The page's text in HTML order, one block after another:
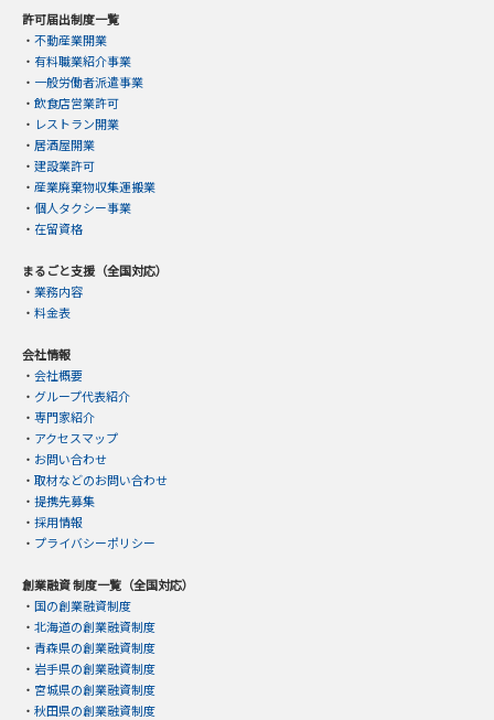
許可届出制度一覧
・ 不動産業開業
・ 有料職業紹介事業
・ 一般労働者派遣事業
・ 飲食店営業許可
・ レストラン開業
・ 居酒屋開業
・ 建設業許可
・ 産業廃棄物収集運搬業
・ 個人タクシー事業
・ 在留資格
まるごと支援（全国対応）
・ 業務内容
・ 料金表
会社情報
・ 会社概要
・ グループ代表紹介
・ 専門家紹介
・ アクセスマップ
・ お問い合わせ
・ 取材などのお問い合わせ
・ 提携先募集
・ 採用情報
・ プライバシーポリシー
創業融資 制度一覧（全国対応）
・ 国の創業融資制度
・ 北海道の創業融資制度
・ 青森県の創業融資制度
・ 岩手県の創業融資制度
・ 宮城県の創業融資制度
・ 秋田県の創業融資制度